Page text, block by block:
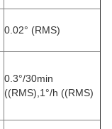
0.02° (RMS)
0.3°/30min
((RMS),1°/h ((RMS)